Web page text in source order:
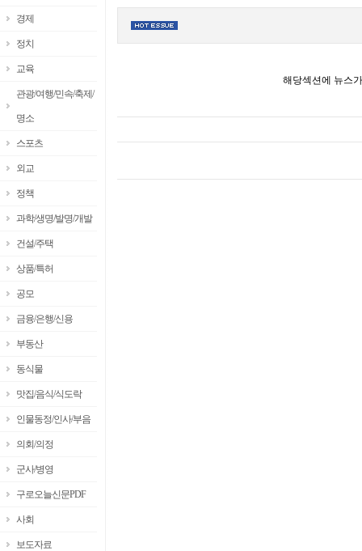
경제
정치
교육
관광/여행/민속/축제/
명소
스포츠
외교
정책
과학/생명/발명/개발
건설/주택
상품/특허
공모
금융/은행/신용
부동산
동식물
맛집/음식/식도락
인물동정/인사/부음
의회/의정
군사/병영
구로오늘신문PDF
사회
보도자료
해당섹션에 뉴스